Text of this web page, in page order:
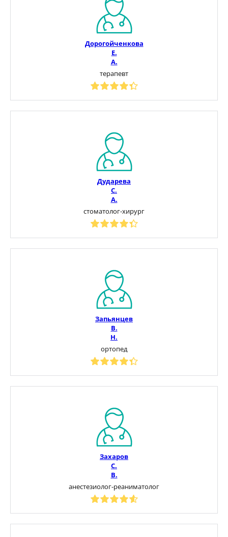
Дорогойченкова
Е.
А.
терапевт
Дударева
С.
А.
стоматолог-хирург
Запьянцев
В.
Н.
ортопед
Захаров
С.
В.
анестезиолог-реаниматолог